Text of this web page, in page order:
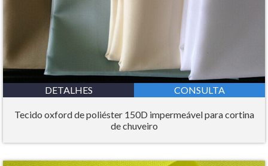
DETALHES CONSULTA
Tecido oxford de poliéster 150D impermeável para cortina
de chuveiro